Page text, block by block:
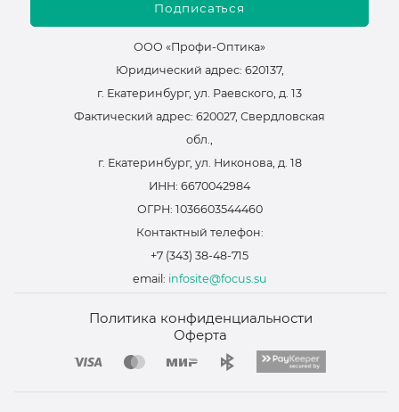
Подписаться
ООО «Профи-Оптика»
Юридический адрес: 620137,
г. Екатеринбург, ул. Раевского, д. 13
Фактический адрес: 620027, Свердловская
обл.,
г. Екатеринбург, ул. Никонова, д. 18
ИНН: 6670042984
ОГРН: 1036603544460
Контактный телефон:
+7 (343) 38-48-715
email: infosite@focus.su
Политика конфиденциальности
Оферта